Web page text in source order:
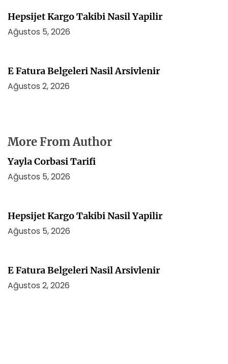
Hepsijet Kargo Takibi Nasil Yapilir
Ağustos 5, 2026
E Fatura Belgeleri Nasil Arsivlenir
Ağustos 2, 2026
More From Author
Yayla Corbasi Tarifi
Ağustos 5, 2026
Hepsijet Kargo Takibi Nasil Yapilir
Ağustos 5, 2026
E Fatura Belgeleri Nasil Arsivlenir
Ağustos 2, 2026